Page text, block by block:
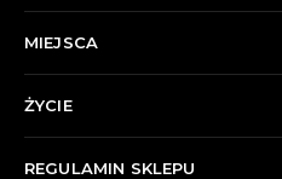
MIEJSCA
ŻYCIE
REGULAMIN SKLEPU